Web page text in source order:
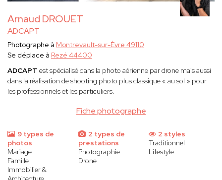
Arnaud DROUET
ADCAPT
Fiche photographe
Photographe à Montrevault-sur-Èvre 49110
Se déplace à Rezé 44400
ADCAPT est spécialisé dans la photo aérienne par drone mais aussi
dans la réalisation de shooting photo plus classique « au sol » pour
les professionnels et les particuliers.
9 types de
photos
Mariage
Famille
Immobilier &
2 types de
prestations
Photographie
Drone
2 styles
Traditionnel
Lifestyle